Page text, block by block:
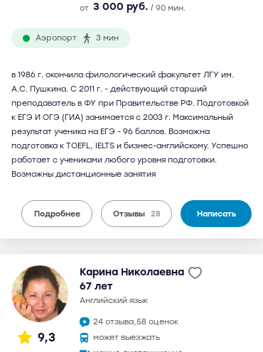
от 3 000 руб. / 90 мин.
Аэропорт 3 мин
в 1986 г. окончила филологический факультет ЛГУ им.
А.С. Пушкина. С 2011 г. - действующий старший
преподаватель в ФУ при Правительстве РФ. Подготовкой
к ЕГЭ И ОГЭ (ГИА) занимается с 2003 г. Максимальный
результат ученика на ЕГЭ - 96 баллов. Возможна
подготовка к TOEFL, IELTS и бизнес-английскому. Успешно
работает с учениками любого уровня подготовки.
Возможны дистанционные занятия
Подробнее Отзывы 28 Написать
9,3
Карина Николаевна
67 лет
английский язык
24 отзыва,58 оценок
может выезжать